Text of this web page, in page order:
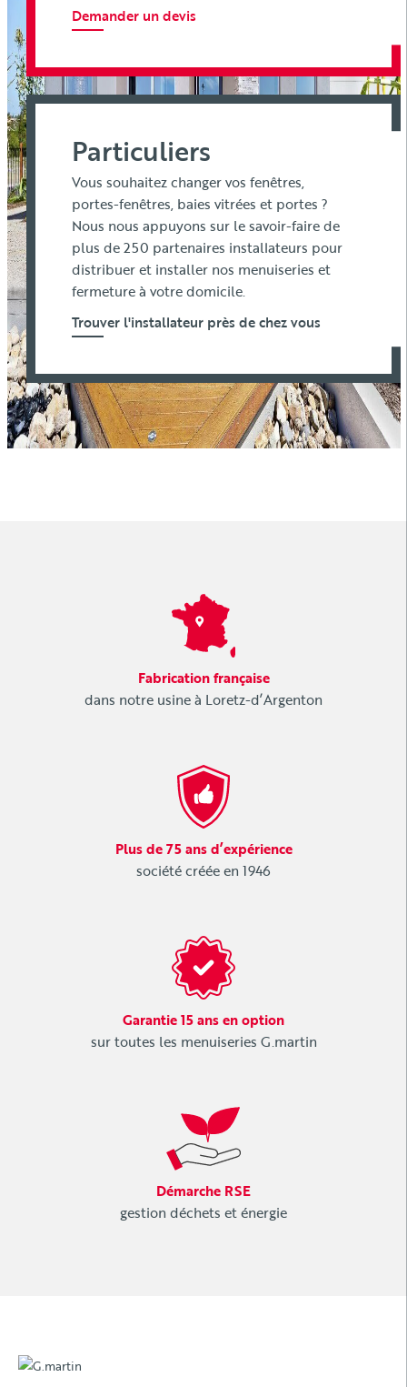
Demander un devis
Particuliers
Vous souhaitez changer vos fenêtres,
portes-fenêtres, baies vitrées et portes ?
Nous nous appuyons sur le savoir-faire de
plus de 250 partenaires installateurs pour
distribuer et installer nos menuiseries et
fermeture à votre domicile.
Trouver l'installateur près de chez vous
Fabrication française
dans notre usine à Loretz-d’Argenton
Plus de 75 ans d’expérience
société créée en 1946
Garantie 15 ans en option
sur toutes les menuiseries G.martin
Démarche RSE
gestion déchets et énergie